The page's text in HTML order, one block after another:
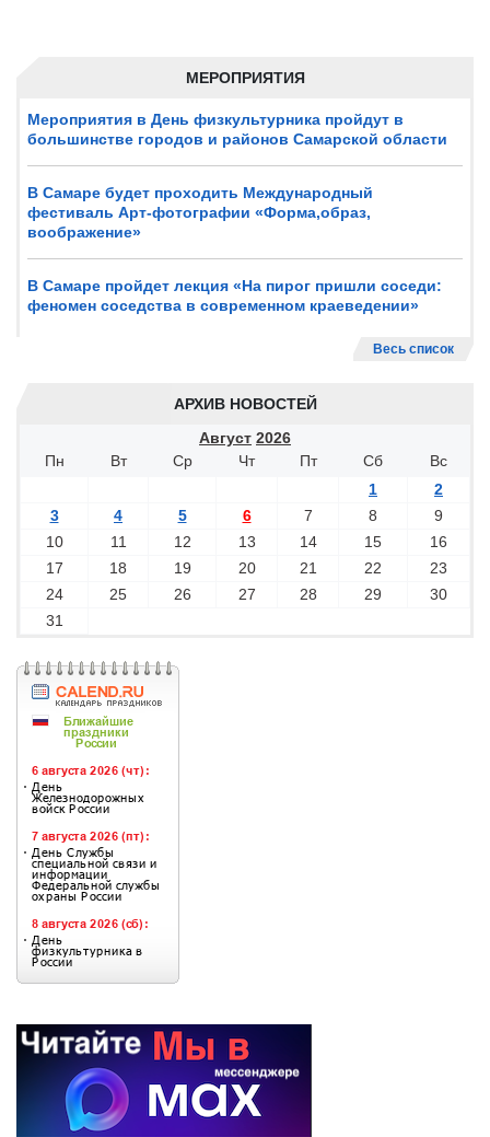
МЕРОПРИЯТИЯ
Мероприятия в День физкультурника пройдут в
большинстве городов и районов Самарской области
В Самаре будет проходить Международный
фестиваль Арт-фотографии «Форма,образ,
воображение»
В Самаре пройдет лекция «На пирог пришли соседи:
феномен соседства в современном краеведении»
Весь список
АРХИВ НОВОСТЕЙ
Август 2026
Пн
Вт Ср Чт Пт Сб
Вс
1
2
3
4 5 6 7 8
9
10
11 12 13 14 15
16
17
18 19 20 21 22
23
24
25 26 27 28 29
30
31